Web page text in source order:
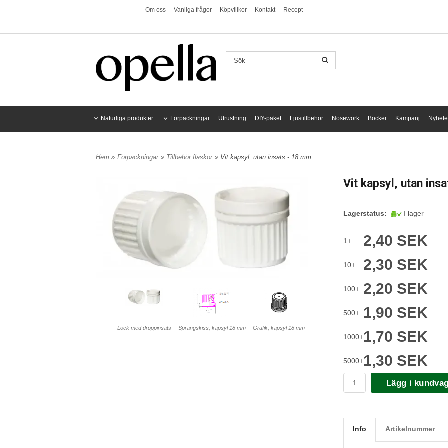
Om oss Vanliga frågor Köpvillkor Kontakt Recept
Naturliga produkter Förpackningar Utrustning DIY-paket Ljustillbehör Nosework Böcker Kampanj
Hem » Förpackningar » Tillbehör flaskor » Vit kapsyl, utan insats - 18 mm
Lock med droppinsats Sprängskiss, kapsyl 18 mm Grafik, kapsyl 18 mm
Vit kapsyl, utan
Lagerstatus: I lager
1+ 2,40 SEK
10+ 2,30 SEK
100+ 2,20 SEK
500+ 1,90 SEK
1000+1,70 SEK
5000+1,30 SEK
Lägg i
Info Artikelnummer